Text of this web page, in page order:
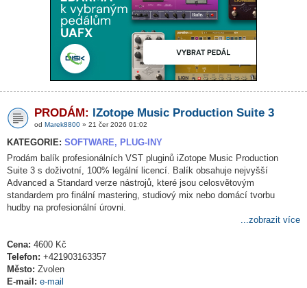
PRODÁM: IZotope Music Production Suite 3
od Marek8800 » 21 čer 2026 01:02
KATEGORIE: SOFTWARE, PLUG-INY
Prodám balík profesionálních VST pluginů iZotope Music Production
Suite 3 s doživotní, 100% legální licencí. Balík obsahuje nejvyšší
Advanced a Standard verze nástrojů, které jsou celosvětovým
standardem pro finální mastering, studiový mix nebo domácí tvorbu
hudby na profesionální úrovni.
...zobrazit více
Cena: 4600 Kč
Telefon: +421903163357
Město: Zvolen
E-mail: e-mail